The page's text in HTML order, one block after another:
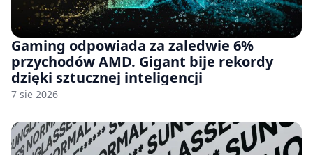
Gaming odpowiada za zaledwie 6%
przychodów AMD. Gigant bije rekordy
dzięki sztucznej inteligencji
7 sie 2026